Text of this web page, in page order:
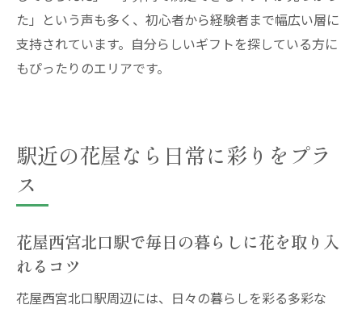
た」という声も多く、初心者から経験者まで幅広い層に
支持されています。自分らしいギフトを探している方に
もぴったりのエリアです。
駅近の花屋なら日常に彩りをプラ
ス
花屋西宮北口駅で毎日の暮らしに花を取り入
れるコツ
花屋西宮北口駅周辺には、日々の暮らしを彩る多彩な